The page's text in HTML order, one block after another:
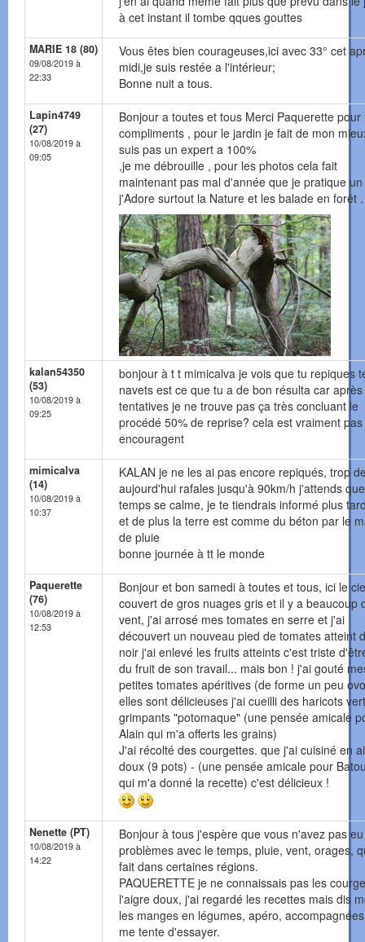
à cet instant il tombe qques gouttes
MARIE 18 (80)
09/08/2019 à
22:33
Vous êtes bien courageuses,ici avec 33° cet
midi,je suis restée a l'intérieur;
Bonne nuit a tous.
Lapin4749
(27)
10/08/2019 à
09:05
Bonjour a toutes et tous Merci Paquerette pour
compliments , pour le jardin je fait de mon
suis pas un expert a 100%
,je me débrouille , pour les photos cela fait
maintenant pas mal d'année que je pratique
j'Adore surtout la Nature et les balade en forêt .
kalan54350
(53)
10/08/2019 à
09:25
bonjour à t t mimicalva je vois que tu repiques
navets est ce que tu a de bon résulta car
tentatives je ne trouve pas ça très concluant le
procédé 50% de reprise? cela est vraiment pas
encouragent
mimicalva
(14)
10/08/2019 à
10:37
KALAN je ne les ai pas encore repiqués, trop
aujourd'hui rafales jusqu'à 90km/h j'attends
temps se calme, je te tiendrais informé plus
et de plus la terre est comme du béton par le
de pluie
bonne journée à tt le monde
Paquerette
(76)
10/08/2019 à
12:53
Bonjour et bon samedi à toutes et tous, ici le
couvert de gros nuages gris et il y a beaucoup
vent, j'ai arrosé mes tomates en serre et j'ai
découvert un nouveau pied de tomates atteint
noir j'ai enlevé les fruits atteints c'est triste
du fruit de son travail... mais bon ! j'ai gouté
petites tomates apéritives (de forme un peu
elles sont délicieuses j'ai cueilli des haricots
grimpants "potomaque" (une pensée amicale
Alain qui m'a offerts les grains)
J'ai récolté des courgettes. que j'ai cuisiné en
doux (9 pots) - (une pensée amicale pour
qui m'a donné la recette) c'est délicieux !
Nenette (PT)
10/08/2019 à
14:22
Bonjour à tous j'espère que vous n'avez pas
problèmes avec le temps, pluie, vent, orages,
fait dans certaines régions.
PAQUERETTE je ne connaissais pas les
l'aigre doux, j'ai regardé les recettes mais dis
les manges en légumes, apéro,
me tente d'essayer.